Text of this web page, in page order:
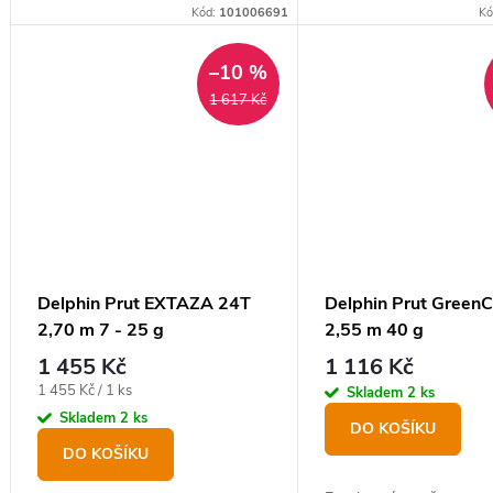
Kód: 101006691
1 617 Kč
–10 %
Delphin Prut EXTAZA 24T
2,70 m 7 - 25 g
1 455 Kč
Měrná
cena:
1 455 Kč / 1 ks
Skladem 2 ks
DO KOŠÍKU
Delphin Prut
2,55 m 40 g
1 116 Kč
Skladem 2 ks
DO KOŠÍKU